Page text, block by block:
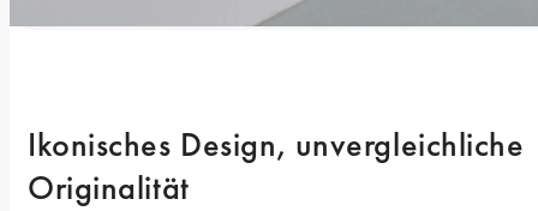
Ikonisches Design, unvergleichliche
Originalität